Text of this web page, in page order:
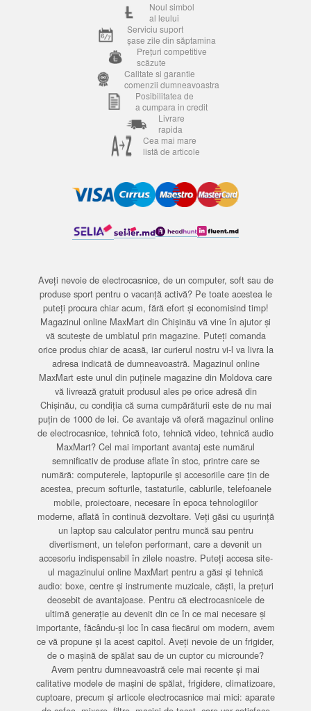
Noul simbol
al leului
Serviciu suport
șase zile din săptamina
Prețuri competitive
scăzute
Calitate si garantie
comenzii dumneavoastra
Posibilitatea de
a cumpara in credit
Livrare
rapida
Cea mai mare
listă de articole
Aveți nevoie de electrocasnice, de un computer, soft sau de
produse sport pentru o vacanță activă? Pe toate acestea le
puteți procura chiar acum, fără efort și economisind timp!
Magazinul online MaxMart din Chișinău vă vine în ajutor și
vă scutește de umblatul prin magazine. Puteți comanda
orice produs chiar de acasă, iar curierul nostru vi-l va livra la
adresa indicată de dumneavoastră. Magazinul online
MaxMart este unul din puținele magazine din Moldova care
vă livrează gratuit produsul ales pe orice adresă din
Chișinău, cu condiția că suma cumpărăturii este de nu mai
puțin de 1000 de lei. Ce avantaje vă oferă magazinul online
de electrocasnice, tehnică foto, tehnică video, tehnică audio
MaxMart? Cel mai important avantaj este numărul
semnificativ de produse aflate în stoc, printre care se
numără: computerele, laptopurile și accesoriile care țin de
acestea, precum softurile, tastaturile, cablurile, telefoanele
mobile, proiectoare, necesare în epoca tehnologiilor
moderne, aflată în continuă dezvoltare. Veți găsi cu ușurință
un laptop sau calculator pentru muncă sau pentru
divertisment, un telefon performant, care a devenit un
accesoriu indispensabil în zilele noastre. Puteți accesa site-
ul magazinului online MaxMart pentru a găsi și tehnică
audio: boxe, centre și instrumente muzicale, căști, la prețuri
deosebit de avantajoase. Pentru că electrocasnicele de
ultimă generație au devenit din ce în ce mai necesare și
importante, făcându-și loc în casa fiecărui om modern, avem
ce vă propune și la acest capitol. Aveți nevoie de un frigider,
de o mașină de spălat sau de un cuptor cu microunde?
Avem pentru dumneavoastră cele mai recente și mai
calitative modele de mașini de spălat, frigidere, climatizoare,
cuptoare, precum și articole electrocasnice mai mici: aparate